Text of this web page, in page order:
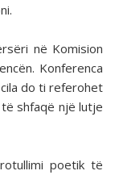
në Komision
Konferenca
do ti referohet
shfaqë një lutje
poetik të